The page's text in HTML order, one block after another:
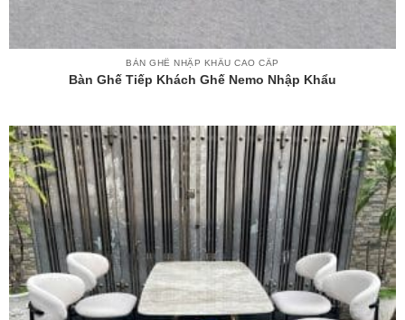
BÀN GHẾ NHẬP KHẨU CAO CẤP
Bàn Ghế Tiếp Khách Ghế Nemo Nhập Khẩu